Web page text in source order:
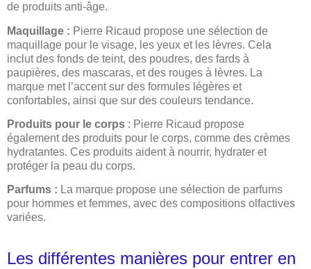
de produits anti-âge.
Maquillage : Pierre Ricaud propose une sélection de
maquillage pour le visage, les yeux et les lèvres. Cela
inclut des fonds de teint, des poudres, des fards à
paupières, des mascaras, et des rouges à lèvres. La
marque met l’accent sur des formules légères et
confortables, ainsi que sur des couleurs tendance.
Produits pour le corps : Pierre Ricaud propose
également des produits pour le corps, comme des crèmes
hydratantes. Ces produits aident à nourrir, hydrater et
protéger la peau du corps.
Parfums : La marque propose une sélection de parfums
pour hommes et femmes, avec des compositions olfactives
variées.
Les différentes manières pour entrer en